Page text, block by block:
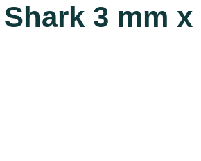
3 mm x